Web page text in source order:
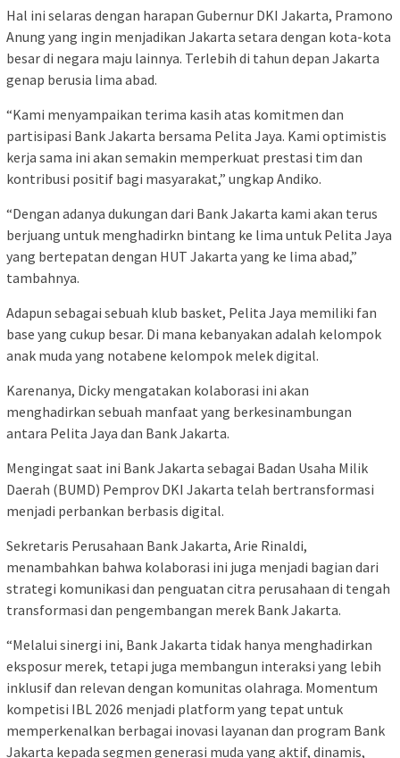
Hal ini selaras dengan harapan Gubernur DKI Jakarta, Pramono
Anung yang ingin menjadikan Jakarta setara dengan kota-kota
besar di negara maju lainnya. Terlebih di tahun depan Jakarta
genap berusia lima abad.
“Kami menyampaikan terima kasih atas komitmen dan
partisipasi Bank Jakarta bersama Pelita Jaya. Kami optimistis
kerja sama ini akan semakin memperkuat prestasi tim dan
kontribusi positif bagi masyarakat,” ungkap Andiko.
“Dengan adanya dukungan dari Bank Jakarta kami akan terus
berjuang untuk menghadirkn bintang ke lima untuk Pelita Jaya
yang bertepatan dengan HUT Jakarta yang ke lima abad,”
tambahnya.
Adapun sebagai sebuah klub basket, Pelita Jaya memiliki fan
base yang cukup besar. Di mana kebanyakan adalah kelompok
anak muda yang notabene kelompok melek digital.
Karenanya, Dicky mengatakan kolaborasi ini akan
menghadirkan sebuah manfaat yang berkesinambungan
antara Pelita Jaya dan Bank Jakarta.
Mengingat saat ini Bank Jakarta sebagai Badan Usaha Milik
Daerah (BUMD) Pemprov DKI Jakarta telah bertransformasi
menjadi perbankan berbasis digital.
Sekretaris Perusahaan Bank Jakarta, Arie Rinaldi,
menambahkan bahwa kolaborasi ini juga menjadi bagian dari
strategi komunikasi dan penguatan citra perusahaan di tengah
transformasi dan pengembangan merek Bank Jakarta.
“Melalui sinergi ini, Bank Jakarta tidak hanya menghadirkan
eksposur merek, tetapi juga membangun interaksi yang lebih
inklusif dan relevan dengan komunitas olahraga. Momentum
kompetisi IBL 2026 menjadi platform yang tepat untuk
memperkenalkan berbagai inovasi layanan dan program Bank
Jakarta kepada segmen generasi muda yang aktif, dinamis,